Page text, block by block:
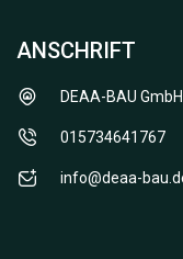
ANSCHRIFT
DEAA-BAU
015734641767
info@deaa-